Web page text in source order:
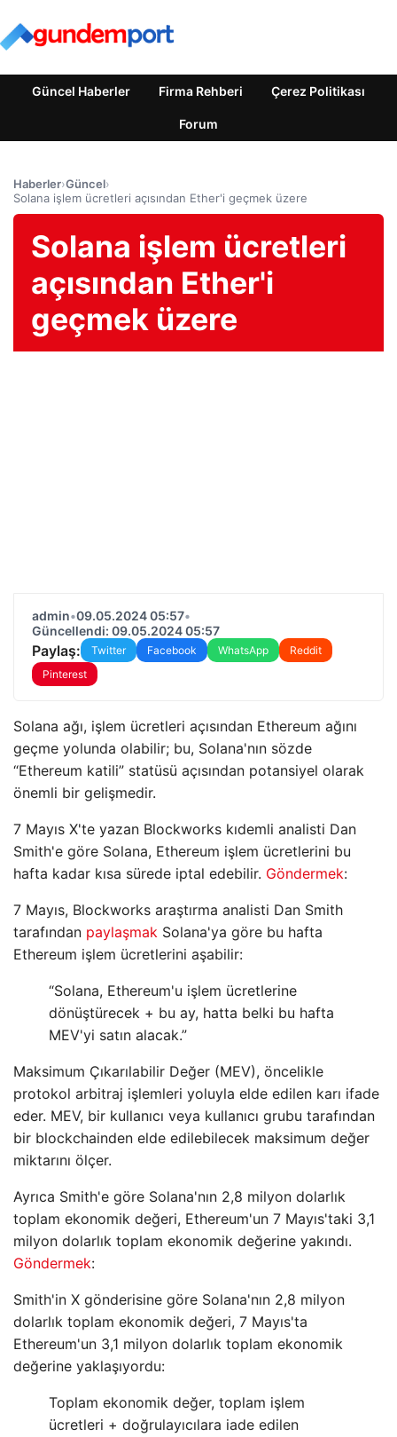
Güncel Haberler Firma Rehberi Çerez Politikası
Forum
Haberler›Güncel›
Solana işlem ücretleri açısından Ether'i geçmek üzere
Solana işlem ücretleri
açısından Ether'i
geçmek üzere
admin•09.05.2024 05:57•
Güncellendi: 09.05.2024 05:57
Paylaş: Twitter Facebook WhatsApp
Reddit
Pinterest
Solana ağı, işlem ücretleri açısından Ethereum ağını
geçme yolunda olabilir; bu, Solana'nın sözde
“Ethereum katili” statüsü açısından potansiyel olarak
önemli bir gelişmedir.
7 Mayıs X'te yazan Blockworks kıdemli analisti Dan
Smith'e göre Solana, Ethereum işlem ücretlerini bu
hafta kadar kısa sürede iptal edebilir. Göndermek:
7 Mayıs, Blockworks araştırma analisti Dan Smith
tarafından paylaşmak Solana'ya göre bu hafta
Ethereum işlem ücretlerini aşabilir:
“Solana, Ethereum'u işlem ücretlerine
dönüştürecek + bu ay, hatta belki bu hafta
MEV'yi satın alacak.”
Maksimum Çıkarılabilir Değer (MEV), öncelikle
protokol arbitraj işlemleri yoluyla elde edilen karı ifade
eder. MEV, bir kullanıcı veya kullanıcı grubu tarafından
bir blockchainden elde edilebilecek maksimum değer
miktarını ölçer.
Ayrıca Smith'e göre Solana'nın 2,8 milyon dolarlık
toplam ekonomik değeri, Ethereum'un 7 Mayıs'taki 3,1
milyon dolarlık toplam ekonomik değerine yakındı.
Göndermek:
Smith'in X gönderisine göre Solana'nın 2,8 milyon
dolarlık toplam ekonomik değeri, 7 Mayıs'ta
Ethereum'un 3,1 milyon dolarlık toplam ekonomik
değerine yaklaşıyordu:
Toplam ekonomik değer, toplam işlem
ücretleri + doğrulayıcılara iade edilen